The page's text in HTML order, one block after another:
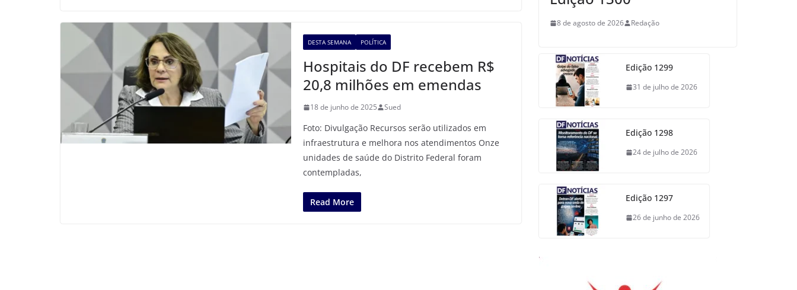
DESTA SEMANA POLÍTICA
Hospitais do DF recebem R$
20,8 milhões em emendas
18 de junho de 2025 Sued
Foto: Divulgação Recursos serão utilizados em
infraestrutura e melhora nos atendimentos Onze
unidades de saúde do Distrito Federal foram
contempladas,
Read More
8 de agosto de 2026 Redação
Edição 1299
31 de julho de 2026
Edição 1298
24 de julho de 2026
Edição 1297
26 de junho de 2026